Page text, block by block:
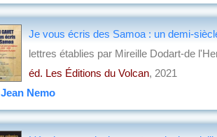
Je vous écris des Samoa : un demi-
lettres établies par Mireille Dodart-de
éd. Les Éditions du Volcan, 2021
Jean Nemo